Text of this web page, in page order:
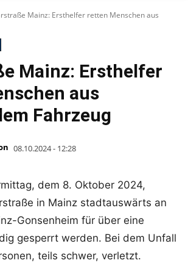
Mainz: Ersthelfer retten Menschen aus
Mainz: Ersthelfer
aus
Fahrzeug
08.10.2024 - 12:28
dem 8. Oktober 2024,
in Mainz stadtauswärts an
Gonsenheim für über eine
gesperrt werden. Bei dem Unfall
teils schwer, verletzt.